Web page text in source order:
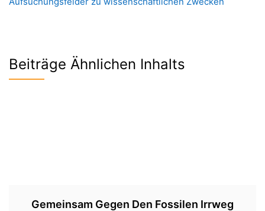
Beiträge Ähnlichen Inhalts
Gemeinsam Gegen Den Fossilen Irrweg